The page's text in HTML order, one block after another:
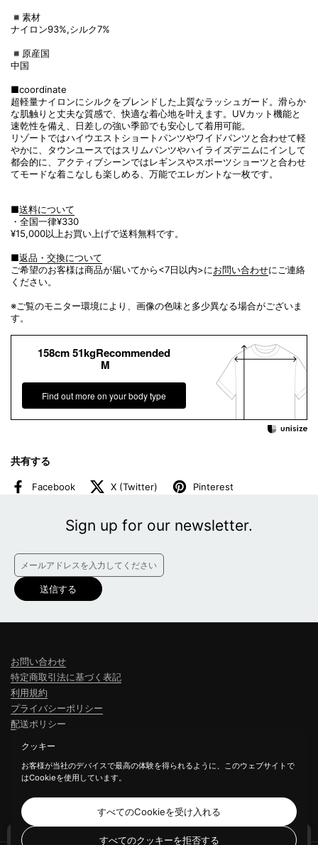
◾️素材
ナイロン93%,シルク7%
◾️原産国
中国
■coordinate
超軽量ナイロンにシルクをブレンドした上質なラッシュガード。滑らか
な肌触りと丈夫な質感で、快適な着心地を叶えます。UVカット機能と
速乾性を備え、日差しの強い季節でも安心して着用可能。
リゾートではハイウエストショートパンツやワイドパンツと合わせて軽
やかに、タウンユースではスリムパンツやハイライズデニムにインして
都会的に、アクティブシーンではレギンスやスポーツショーツと合わせ
てモードな着こなしも楽しめる、万能でエレガントな一枚です。
■送料について
・全国一律¥330
¥15,000以上お買い上げで送料無料です。
■返品・交換について
ご希望のお客様は商品が届いてから<7日以内>にお問い合わせにご連絡
ください。
※ご覧のモニター環境により、画像の色味と多少異なる場合がございま
す。
158cm 51kgRecommended
M
Find out more on your body type
共有する
Facebook X (Twitter) Pinterest
Sign up for our newsletter.
送信する
お問い合わせ
特定商取引法に基づく表記
利用規約
プライバシーポリシー
配送ポリシー
Facebook
クッキー
お客様が当社のデバイスで最高の体験を得られるように、このウェブサイトで
はCookieを使用しています。
すべてのCookieを受け入れる
すべてのクッキーを拒否する